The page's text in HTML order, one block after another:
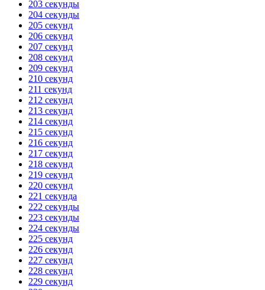
203 секунды
204 секунды
205 секунд
206 секунд
207 секунд
208 секунд
209 секунд
210 секунд
211 секунд
212 секунд
213 секунд
214 секунд
215 секунд
216 секунд
217 секунд
218 секунд
219 секунд
220 секунд
221 секунда
222 секунды
223 секунды
224 секунды
225 секунд
226 секунд
227 секунд
228 секунд
229 секунд